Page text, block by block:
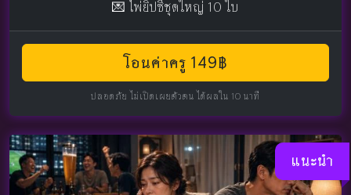
💌 ไพ่ยิปซีชุดใหญ่ 10 ใบ
โอนค่าครู 149฿
ปลอดภัย ไม่เปิดเผยตัวตน ได้ผลใน 10 นาที
แนะนำ